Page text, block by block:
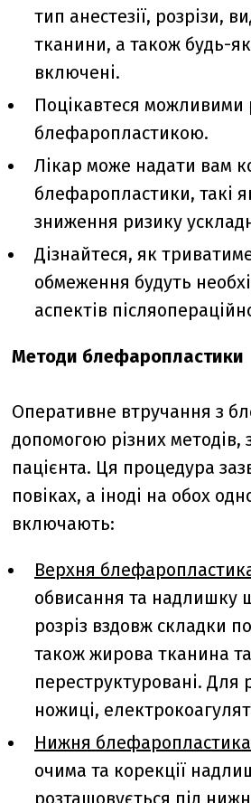
тип анестезії, розрізи,
тканини, а також будь-
включені.
Поцікавтеся можливими
блефаропластикою.
Лікар може надати вам
блефаропластики, такі
зниження ризику
Дізнайтеся, як
обмеження будуть
аспектів
Методи блефаропластики
Оперативне втручання з
допомогою різних методів,
пацієнта. Ця процедура
повіках, а іноді на обох
включають:
Верхня
обвисання та надлишку
розріз вздовж складки
також жирова тканина
переструктуровані. Для
ножиці,
Нижня
очима та корекції